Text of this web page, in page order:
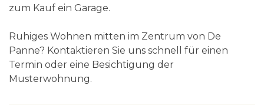
zum Kauf ein Garage.
Ruhiges Wohnen mitten im Zentrum von De
Panne? Kontaktieren Sie uns schnell für einen
Termin oder eine Besichtigung der
Musterwohnung.